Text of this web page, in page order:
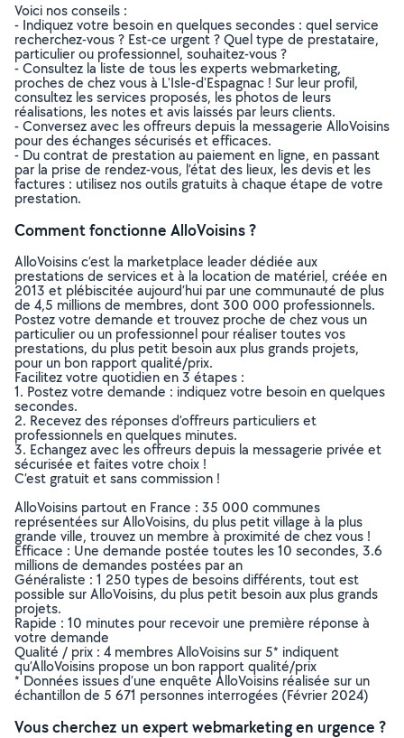
Voici nos conseils :
- Indiquez votre besoin en quelques secondes : quel service
recherchez-vous ? Est-ce urgent ? Quel type de prestataire,
particulier ou professionnel, souhaitez-vous ?
- Consultez la liste de tous les experts webmarketing,
proches de chez vous à L'Isle-d'Espagnac ! Sur leur profil,
consultez les services proposés, les photos de leurs
réalisations, les notes et avis laissés par leurs clients.
- Conversez avec les offreurs depuis la messagerie AlloVoisins
pour des échanges sécurisés et efficaces.
- Du contrat de prestation au paiement en ligne, en passant
par la prise de rendez-vous, l’état des lieux, les devis et les
factures : utilisez nos outils gratuits à chaque étape de votre
prestation.
Comment fonctionne AlloVoisins ?
AlloVoisins c’est la marketplace leader dédiée aux
prestations de services et à la location de matériel, créée en
2013 et plébiscitée aujourd’hui par une communauté de plus
de 4,5 millions de membres, dont 300 000 professionnels.
Postez votre demande et trouvez proche de chez vous un
particulier ou un professionnel pour réaliser toutes vos
prestations, du plus petit besoin aux plus grands projets,
pour un bon rapport qualité/prix.
Facilitez votre quotidien en 3 étapes :
1. Postez votre demande : indiquez votre besoin en quelques
secondes.
2. Recevez des réponses d’offreurs particuliers et
professionnels en quelques minutes.
3. Echangez avec les offreurs depuis la messagerie privée et
sécurisée et faites votre choix !
C’est gratuit et sans commission !
AlloVoisins partout en France : 35 000 communes
représentées sur AlloVoisins, du plus petit village à la plus
grande ville, trouvez un membre à proximité de chez vous !
Efficace : Une demande postée toutes les 10 secondes, 3.6
millions de demandes postées par an
Généraliste : 1 250 types de besoins différents, tout est
possible sur AlloVoisins, du plus petit besoin aux plus grands
projets.
Rapide : 10 minutes pour recevoir une première réponse à
votre demande
Qualité / prix : 4 membres AlloVoisins sur 5* indiquent
qu’AlloVoisins propose un bon rapport qualité/prix
* Données issues d’une enquête AlloVoisins réalisée sur un
échantillon de 5 671 personnes interrogées (Février 2024)
Vous cherchez un expert webmarketing en urgence ?